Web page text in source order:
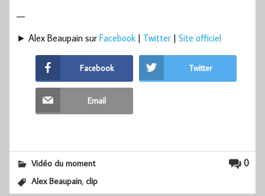
—
► Alex Beaupain sur Facebook | Twitter | Site officiel
Facebook Twitter
Email
0
Vidéo du moment
Alex Beaupain,clip